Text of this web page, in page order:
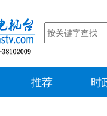
推荐 时